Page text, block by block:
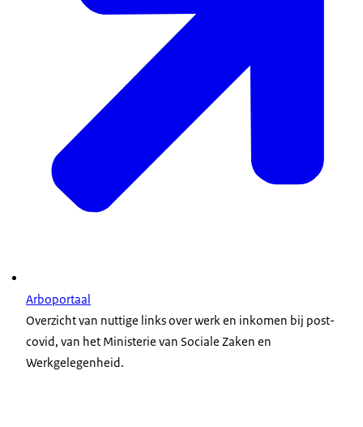
Arboportaal
Overzicht van nuttige links over werk en inkomen bij post-
covid, van het Ministerie van Sociale Zaken en
Werkgelegenheid.